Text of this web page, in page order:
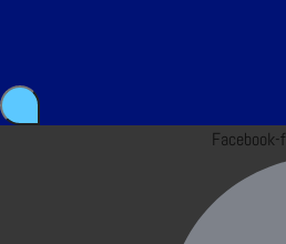
Facebook-f